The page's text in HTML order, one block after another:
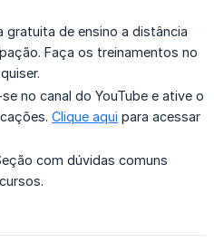
gratuita de ensino a distância
Faça os treinamentos no
no canal do YouTube e ative o
Clique aqui para acessar
com dúvidas comuns